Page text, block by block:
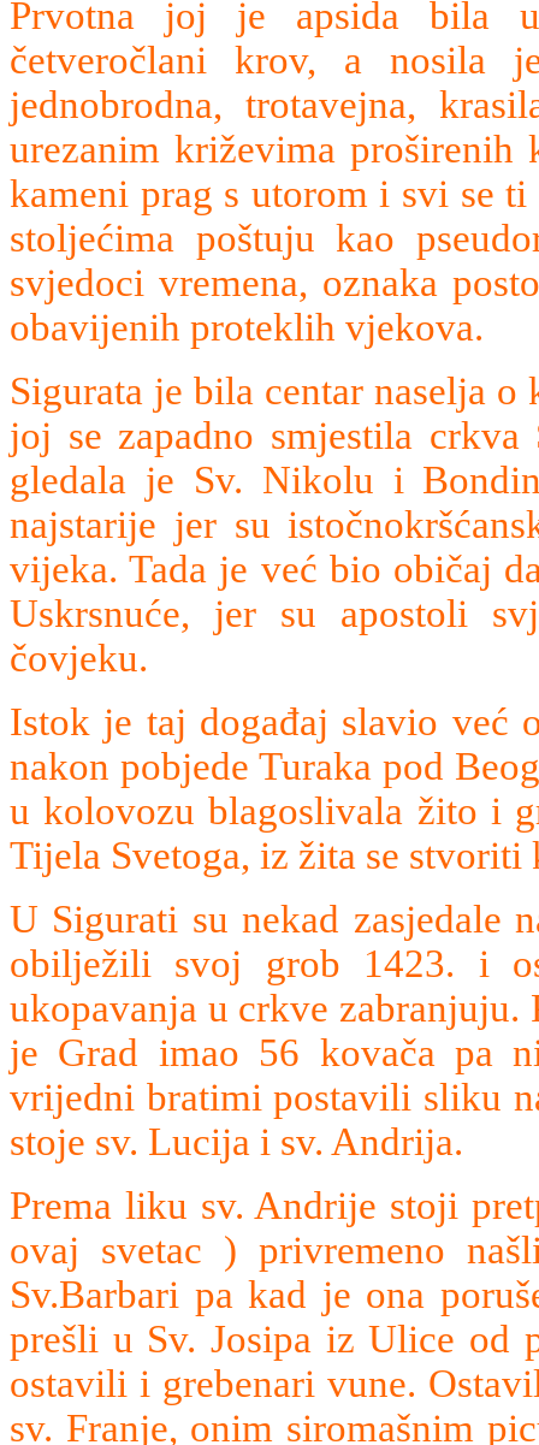
Prvotna joj je apsida bila
četveročlani krov, a nosila
jednobrodna, trotavejna,
urezanim križevima
kameni prag s utorom i svi se
stoljećima poštuju kao
svjedoci vremena, oznaka
obavijenih proteklih vjekova.
Sigurata je bila centar naselja
joj se zapadno smjestila crkva
gledala je Sv. Nikolu i
najstarije jer su
vijeka. Tada je već bio običaj
Uskrsnuće, jer su apostoli
čovjeku.
Istok je taj događaj slavio već
nakon pobjede Turaka pod
u kolovozu blagoslivala žito i
Tijela Svetoga, iz žita se stvoriti
U Sigurati su nekad zasjedale
obilježili svoj grob 1423. i
ukopavanja u crkve zabranjuju.
je Grad imao 56 kovača pa
vrijedni bratimi postavili sliku
stoje sv. Lucija i sv. Andrija.
Prema liku sv. Andrije stoji
ovaj svetac ) privremeno
Sv.Barbari pa kad je ona
prešli u Sv. Josipa iz Ulice od
ostavili i grebenari vune.
sv. Franje, onim siromašnim